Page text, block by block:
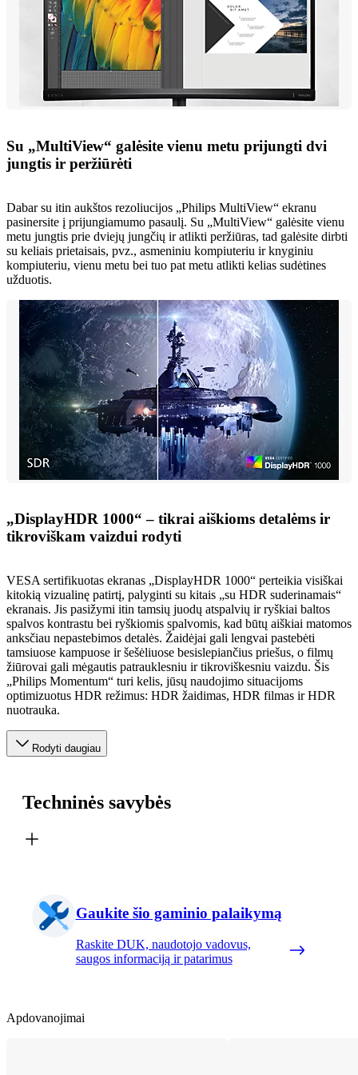
Su „MultiView“ galėsite vienu metu prijungti dvi
jungtis ir peržiūrėti
Dabar su itin aukštos rezoliucijos „Philips MultiView“ ekranu
pasinersite į prijungiamumo pasaulį. Su „MultiView“ galėsite vienu
metu jungtis prie dviejų jungčių ir atlikti peržiūras, tad galėsite dirbti
su keliais prietaisais, pvz., asmeniniu kompiuteriu ir knyginiu
kompiuteriu, vienu metu bei tuo pat metu atlikti kelias sudėtines
užduotis.
„DisplayHDR 1000“ – tikrai aiškioms detalėms ir
tikroviškam vaizdui rodyti
VESA sertifikuotas ekranas „DisplayHDR 1000“ perteikia visiškai
kitokią vizualinę patirtį, palyginti su kitais „su HDR suderinamais“
ekranais. Jis pasižymi itin tamsių juodų atspalvių ir ryškiai baltos
spalvos kontrastu bei ryškiomis spalvomis, kad būtų aiškiai matomos
anksčiau nepastebimos detalės. Žaidėjai gali lengvai pastebėti
tamsiuose kampuose ir šešėliuose besislepiančius priešus, o filmų
žiūrovai gali mėgautis patrauklesniu ir tikroviškesniu vaizdu. Šis
„Philips Momentum“ turi kelis, jūsų naudojimo situacijoms
optimizuotus HDR režimus: HDR žaidimas, HDR filmas ir HDR
nuotrauka.
Rodyti daugiau
Techninės savybės
Gaukite šio gaminio palaikymą
Raskite DUK, naudotojo vadovus,
saugos informaciją ir patarimus
Apdovanojimai